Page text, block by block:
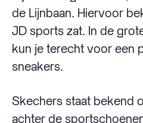
de Lijnbaan. Hiervoor
JD sports zat. In de
kun je terecht voor een
sneakers.
Skechers staat bekend
achter de